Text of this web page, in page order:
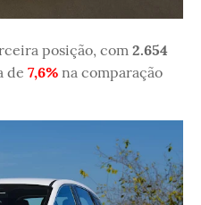
posição, com 2.654
de 7,6% na comparação